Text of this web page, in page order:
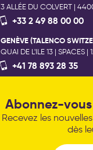
Abonnez-
Recevez les
dès
3 ALLÉE DU COLVERT |
+33 2 49 88 00 00
GENÈVE (TALENCO
QUAI DE L'ILE 13 | SPACES |
+41 78 893 28 35